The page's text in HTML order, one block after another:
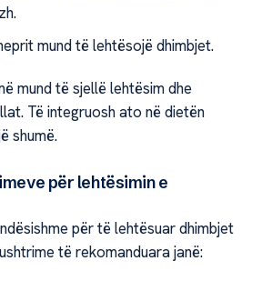
mund të lehtësojë dhimbjet.
mund të sjellë lehtësim dhe
Të integruosh ato në dietën
shumë.
për lehtësimin e
për të lehtësuar dhimbjet
të rekomanduara janë: